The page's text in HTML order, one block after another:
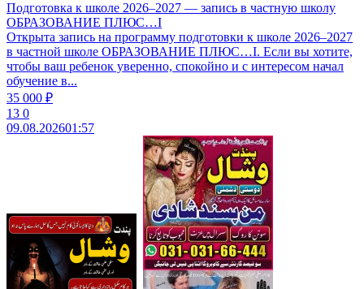
Подготовка к школе 2026–2027 — запись в частную школу
ОБРАЗОВАНИЕ ПЛЮС…I
Открыта запись на программу подготовки к школе 2026–2027
в частной школе ОБРАЗОВАНИЕ ПЛЮС…I. Если вы хотите,
чтобы ваш ребенок уверенно, спокойно и с интересом начал
обучение в...
35 000 ₽
13 0
09.08.202601:57